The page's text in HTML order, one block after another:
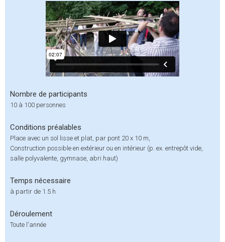
Nombre de participants
10 à 100 personnes
Conditions préalables
Place avec un sol lisse et plat, par pont 20 x 10 m,
Construction possible en extérieur ou en intérieur (p. ex. entrepôt vide,
salle polyvalente, gymnase, abri haut)
Temps nécessaire
à partir de 1.5 h
Déroulement
Toute l'année